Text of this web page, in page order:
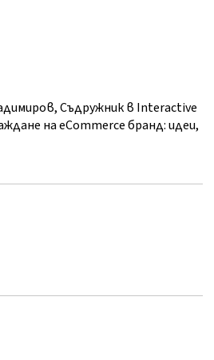
Съдружник в Interactive
на еCommerce бранд: идеи,